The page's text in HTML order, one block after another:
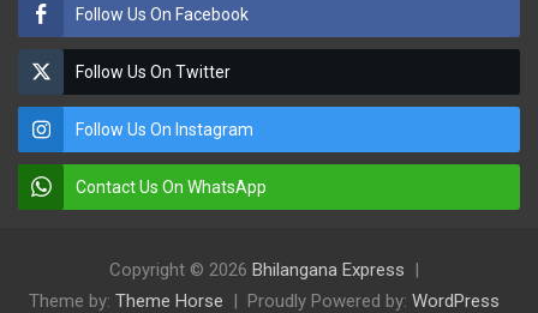
Follow Us On Facebook
Follow Us On Twitter
Follow Us On Instagram
Contact Us On WhatsApp
Copyright © 2026 Bhilangana Express
Theme by: Theme Horse Proudly Powered by: WordPress